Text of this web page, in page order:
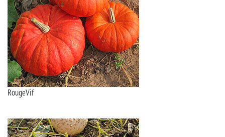
RougeVif